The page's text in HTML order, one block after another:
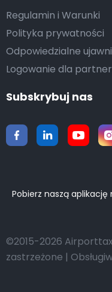
Regulamin i Warunki
Polityka prywatności
Odpowiedzialne
Logowanie dla
Subskrybuj nas
Pobierz naszą aplikację
©2015-2026
zastrzeżone |